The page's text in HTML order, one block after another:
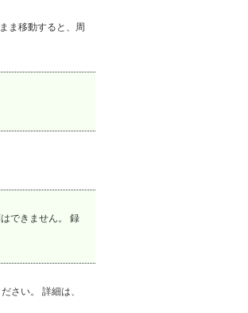
ま移動すると、周
できません。 録
さい。 詳細は、